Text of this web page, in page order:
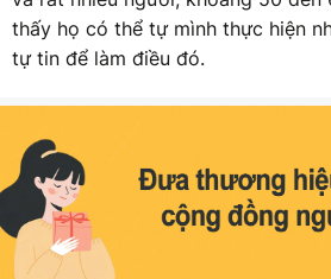
thấy họ có thể tự mình thực hiện
tự tin để làm điều đó.